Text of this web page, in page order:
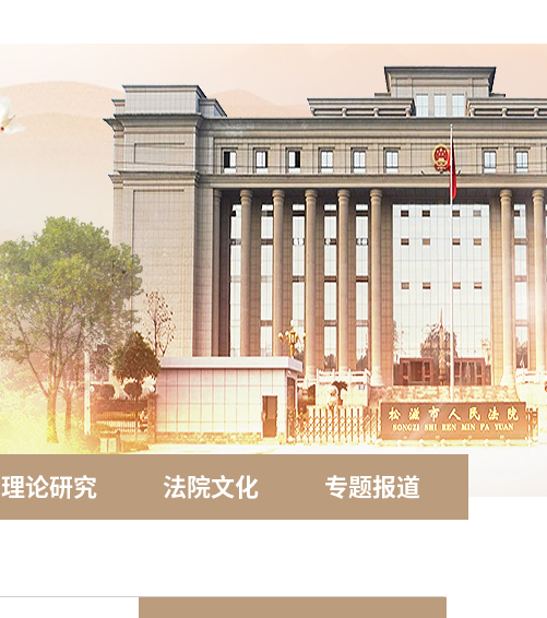
理论研究 法院文化 专题报道